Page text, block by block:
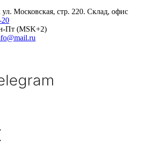
ул. Московская, стр. 220. Склад, офис
20
Пт (MSK+2)